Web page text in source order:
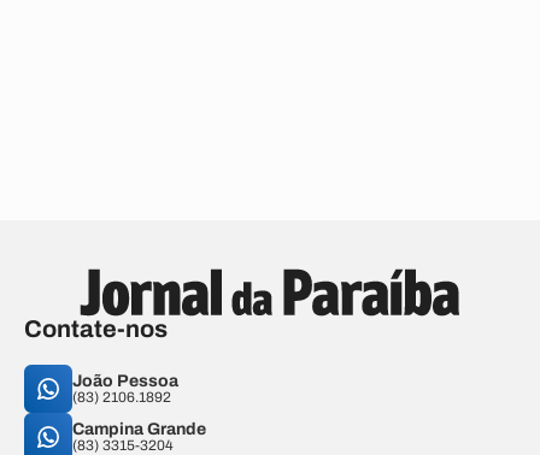
Contate-nos
João Pessoa
(83) 2106.1892
Campina Grande
(83) 3315-3204